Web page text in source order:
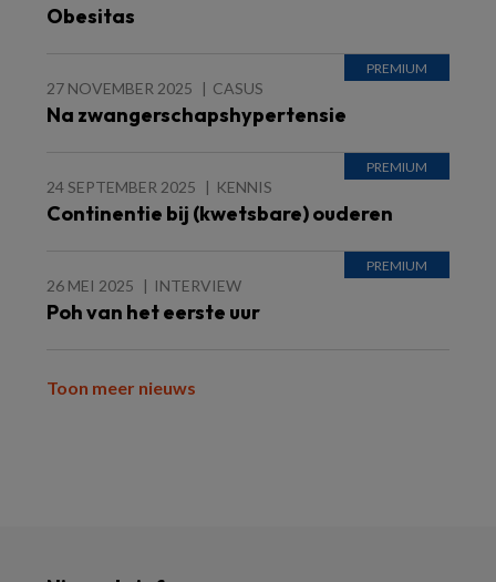
Obesitas
27 NOVEMBER 2025 CASUS
Na zwangerschapshypertensie
24 SEPTEMBER 2025 KENNIS
Continentie bij (kwetsbare) ouderen
26 MEI 2025 INTERVIEW
Poh van het eerste uur
Toon meer nieuws